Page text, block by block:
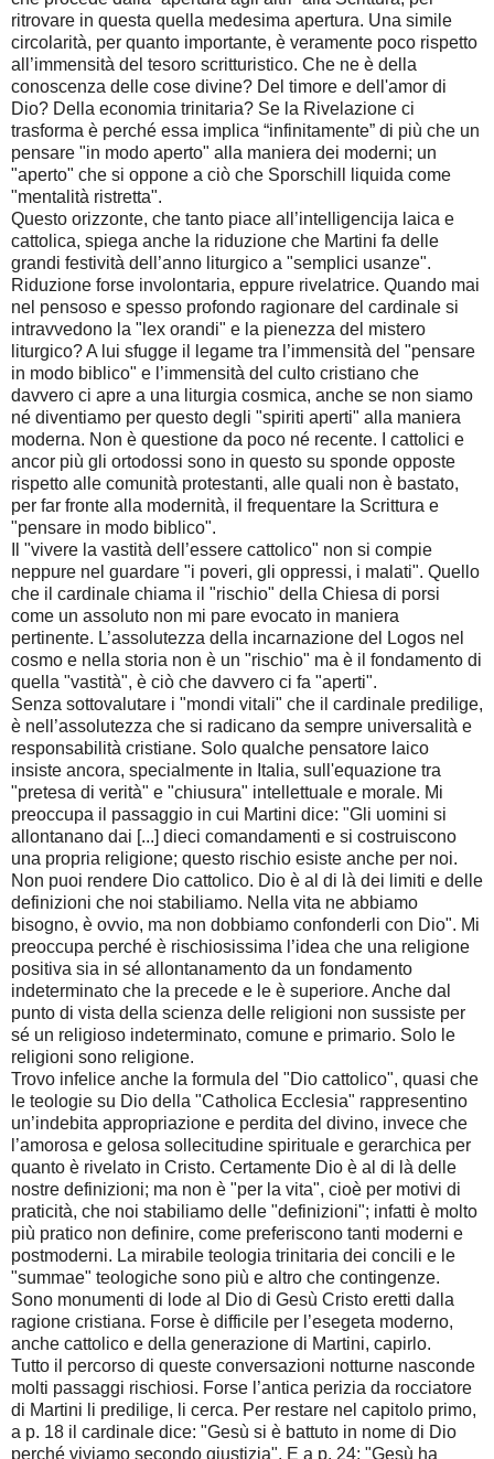
ritrovare in questa quella medesima apertura. Una simile
circolarità, per quanto importante, è veramente poco rispetto
all’immensità del tesoro scritturistico. Che ne è della
conoscenza delle cose divine? Del timore e dell'amor di
Dio? Della economia trinitaria? Se la Rivelazione ci
trasforma è perché essa implica “infinitamente” di più che un
pensare "in modo aperto" alla maniera dei moderni; un
"aperto" che si oppone a ciò che Sporschill liquida come
"mentalità ristretta".
Questo orizzonte, che tanto piace all’intelligencija laica e
cattolica, spiega anche la riduzione che Martini fa delle
grandi festività dell’anno liturgico a "semplici usanze".
Riduzione forse involontaria, eppure rivelatrice. Quando mai
nel pensoso e spesso profondo ragionare del cardinale si
intravvedono la "lex orandi" e la pienezza del mistero
liturgico? A lui sfugge il legame tra l’immensità del "pensare
in modo biblico" e l’immensità del culto cristiano che
davvero ci apre a una liturgia cosmica, anche se non siamo
né diventiamo per questo degli "spiriti aperti" alla maniera
moderna. Non è questione da poco né recente. I cattolici e
ancor più gli ortodossi sono in questo su sponde opposte
rispetto alle comunità protestanti, alle quali non è bastato,
per far fronte alla modernità, il frequentare la Scrittura e
"pensare in modo biblico".
Il "vivere la vastità dell’essere cattolico" non si compie
neppure nel guardare "i poveri, gli oppressi, i malati". Quello
che il cardinale chiama il "rischio" della Chiesa di porsi
come un assoluto non mi pare evocato in maniera
pertinente. L’assolutezza della incarnazione del Logos nel
cosmo e nella storia non è un "rischio" ma è il fondamento di
quella "vastità", è ciò che davvero ci fa "aperti".
Senza sottovalutare i "mondi vitali" che il cardinale predilige,
è nell’assolutezza che si radicano da sempre universalità e
responsabilità cristiane. Solo qualche pensatore laico
insiste ancora, specialmente in Italia, sull'equazione tra
"pretesa di verità" e "chiusura" intellettuale e morale. Mi
preoccupa il passaggio in cui Martini dice: "Gli uomini si
allontanano dai [...] dieci comandamenti e si costruiscono
una propria religione; questo rischio esiste anche per noi.
Non puoi rendere Dio cattolico. Dio è al di là dei limiti e delle
definizioni che noi stabiliamo. Nella vita ne abbiamo
bisogno, è ovvio, ma non dobbiamo confonderli con Dio". Mi
preoccupa perché è rischiosissima l’idea che una religione
positiva sia in sé allontanamento da un fondamento
indeterminato che la precede e le è superiore. Anche dal
punto di vista della scienza delle religioni non sussiste per
sé un religioso indeterminato, comune e primario. Solo le
religioni sono religione.
Trovo infelice anche la formula del "Dio cattolico", quasi che
le teologie su Dio della "Catholica Ecclesia" rappresentino
un’indebita appropriazione e perdita del divino, invece che
l’amorosa e gelosa sollecitudine spirituale e gerarchica per
quanto è rivelato in Cristo. Certamente Dio è al di là delle
nostre definizioni; ma non è "per la vita", cioè per motivi di
praticità, che noi stabiliamo delle "definizioni"; infatti è molto
più pratico non definire, come preferiscono tanti moderni e
postmoderni. La mirabile teologia trinitaria dei concili e le
"summae" teologiche sono più e altro che contingenze.
Sono monumenti di lode al Dio di Gesù Cristo eretti dalla
ragione cristiana. Forse è difficile per l’esegeta moderno,
anche cattolico e della generazione di Martini, capirlo.
Tutto il percorso di queste conversazioni notturne nasconde
molti passaggi rischiosi. Forse l’antica perizia da rocciatore
di Martini li predilige, li cerca. Per restare nel capitolo primo,
a p. 18 il cardinale dice: "Gesù si è battuto in nome di Dio
perché viviamo secondo giustizia". E a p. 24: "Gesù ha